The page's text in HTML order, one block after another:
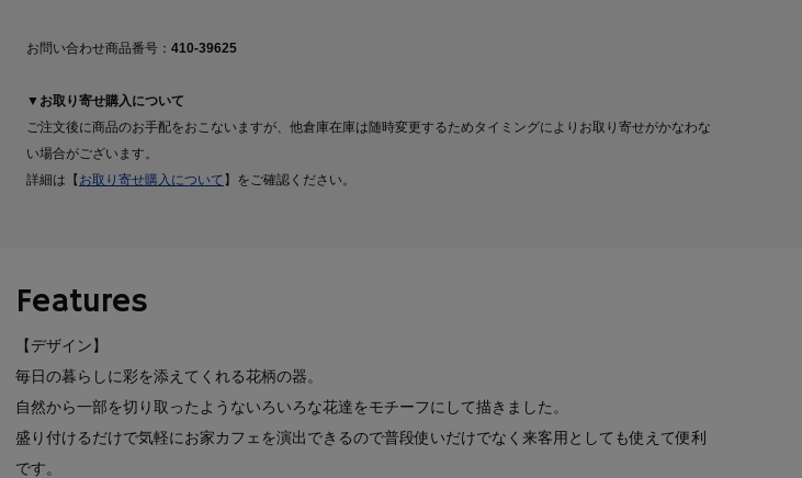
お問い合わせ商品番号： 410-39625
▼お取り寄せ購入について
ご注文後に商品のお手配をおこないますが、他倉庫在庫は随時変更するためタイミングによりお取り寄せがかなわな
い場合がございます。
詳細は【 お取り寄せ購入について 】をご確認ください。
Features
【デザイン】
毎日の暮らしに彩を添えてくれる花柄の器。
自然から一部を切り取ったようないろいろな花達をモチーフにして描きました。
盛り付けるだけで気軽にお家カフェを演出できるので普段使いだけでなく来客用としても使えて便利
です。